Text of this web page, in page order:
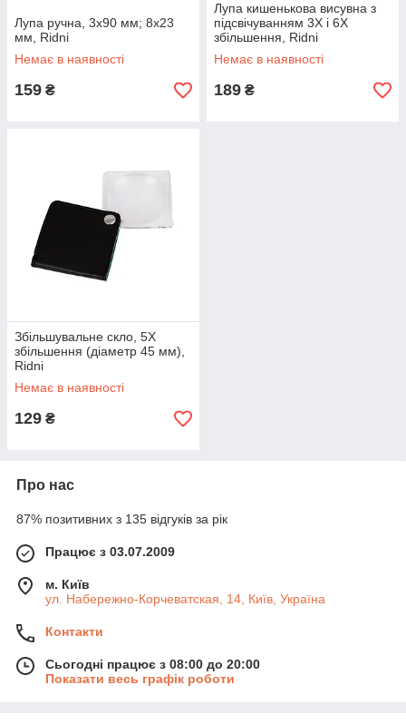
Лупа ручна, 3х90 мм; 8х23
мм, Ridni
Немає в наявності
159 ₴
Лупа кишенькова висувна з
підсвічуванням 3X і 6X
збільшення, Ridni
Немає в наявності
189 ₴
Збільшувальне скло, 5X
збільшення (діаметр 45 мм),
Ridni
Немає в наявності
129 ₴
Про нас
87% позитивних з 135 відгуків за рік
Працює з 03.07.2009
м. Київ
ул. Набережно-Корчеватская, 14, Київ, Україна
Контакти
Сьогодні працює з 08:00 до 20:00
Показати весь графік роботи